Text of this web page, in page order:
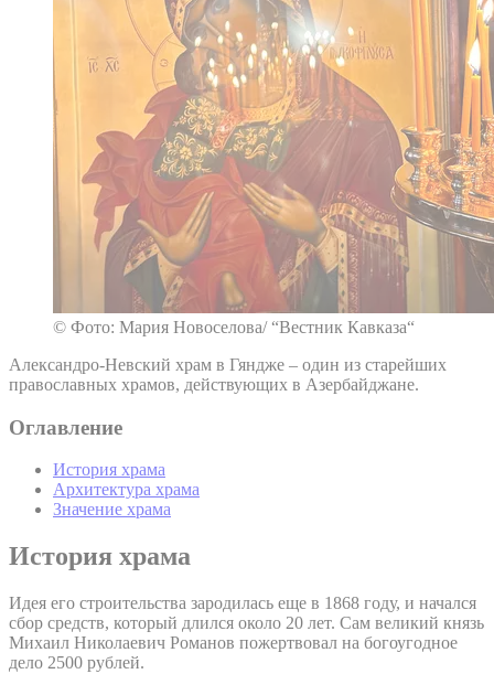
© Фото: Мария Новоселова/ “Вестник Кавказа“
Александро-Невский храм в Гяндже – один из старейших
православных храмов, действующих в Азербайджане.
Оглавление
История храма
Архитектура храма
Значение храма
История храма
Идея его строительства зародилась еще в 1868 году, и начался
сбор средств, который длился около 20 лет. Сам великий князь
Михаил Николаевич Романов пожертвовал на богоугодное
дело 2500 рублей.